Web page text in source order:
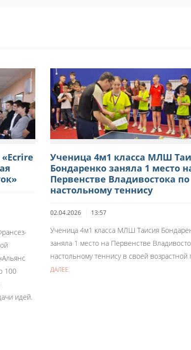
100
идей.
Ученица 4м1 класса МЛШ
Бондаренко заняла 1 место
Первенстве Владивостока по
настольному теннису
02.04.2026 13:57
Ученица 4м1 класса МЛШ Таисия
заняла 1 место на Первенстве
настольному теннису в своей возрастной
ДАЛЕЕ